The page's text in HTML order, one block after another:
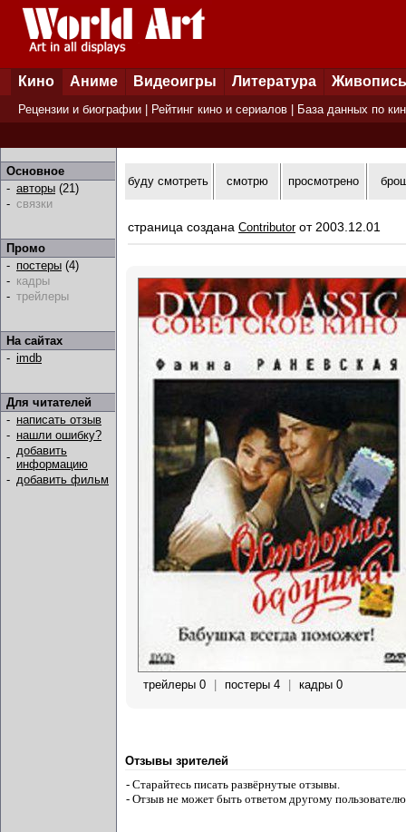
Кино Аниме Видеоигры Литература Живопись
Рецензии и биографии Рейтинг кино и сериалов База данных по
Основное
- авторы (21)
- связки
Промо
- постеры (4)
- кадры
- трейлеры
На сайтах
- imdb
Для читателей
- написать отзыв
- нашли ошибку?
- добавить
информацию
- добавить фильм
буду смотреть смотрю просмотрено
страница создана Contributorот 2003.12.01
трейлеры 0 постеры 4 кадры 0
Отзывы зрителей
- Старайтесь писать развёрнутые отзывы.
- Отзыв не может быть ответом другому